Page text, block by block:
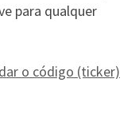
para qualquer
o código (ticker)